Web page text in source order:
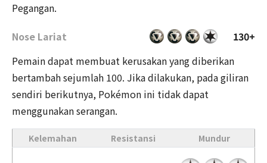
Pegangan.
Nose Lariat
130+
Pemain dapat membuat kerusakan yang diberikan
bertambah sejumlah 100. Jika dilakukan, pada giliran
sendiri berikutnya, Pokémon ini tidak dapat
menggunakan serangan.
Kelemahan Resistansi Mundur